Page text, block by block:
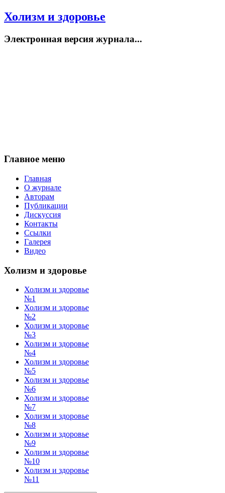
Холизм и здоровье
Электронная версия журнала...
Главное меню
Главная
О журнале
Авторам
Публикации
Дискуссия
Контакты
Ссылки
Галерея
Видео
Холизм и здоровье
Холизм и здоровье
№1
Холизм и здоровье
№2
Холизм и здоровье
№3
Холизм и здоровье
№4
Холизм и здоровье
№5
Холизм и здоровье
№6
Холизм и здоровье
№7
Холизм и здоровье
№8
Холизм и здоровье
№9
Холизм и здоровье
№10
Холизм и здоровье
№11